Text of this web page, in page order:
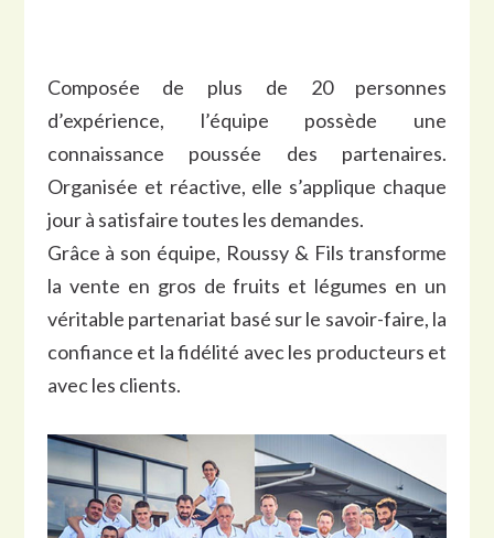
Composée de plus de 20 personnes
d’expérience, l’équipe possède une
connaissance poussée des partenaires.
Organisée et réactive, elle s’applique chaque
jour à satisfaire toutes les demandes.
Grâce à son équipe, Roussy & Fils transforme
la vente en gros de fruits et légumes en un
véritable partenariat basé sur le savoir-faire, la
confiance et la fidélité avec les producteurs et
avec les clients.